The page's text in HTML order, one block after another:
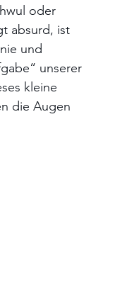
oder
absurd, ist
und
unserer
kleine
die Augen